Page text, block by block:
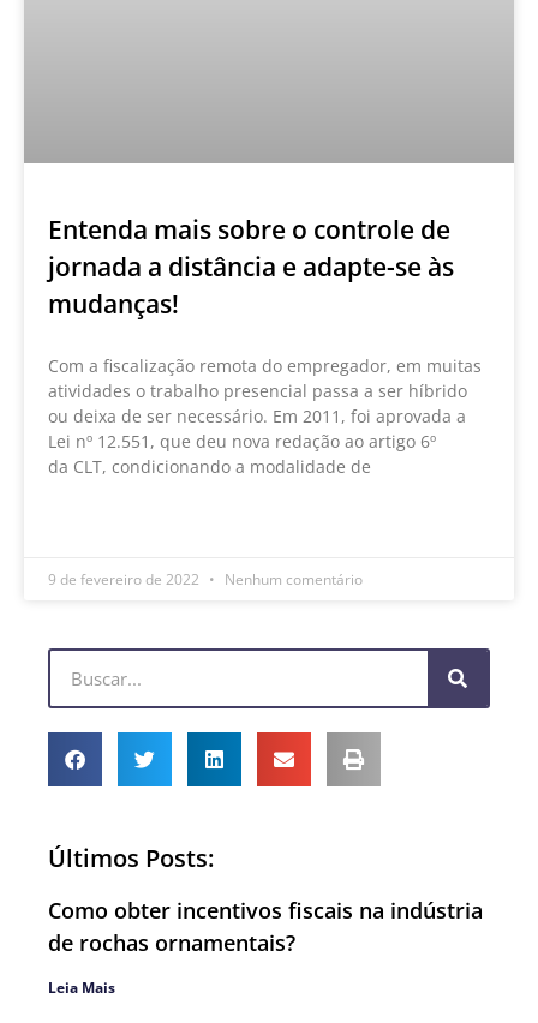
Entenda mais sobre o controle de
jornada a distância e adapte-se às
mudanças!
Com a fiscalização remota do empregador, em muitas
atividades o trabalho presencial passa a ser híbrido
ou deixa de ser necessário. Em 2011, foi aprovada a
Lei nº 12.551, que deu nova redação ao artigo 6º
da CLT, condicionando a modalidade de
9 de fevereiro de 2022 Nenhum comentário
Últimos Posts:
Como obter incentivos fiscais na indústria
de rochas ornamentais?
Leia Mais